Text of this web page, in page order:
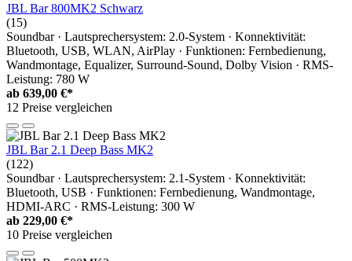
JBL Bar 800MK2 Schwarz
(15)
Soundbar · Lautsprechersystem: 2.0-System · Konnektivität:
Bluetooth, USB, WLAN, AirPlay · Funktionen: Fernbedienung,
Wandmontage, Equalizer, Surround-Sound, Dolby Vision · RMS-
Leistung: 780 W
ab 639,00 €*
12 Preise vergleichen
JBL Bar 2.1 Deep Bass MK2
(122)
Soundbar · Lautsprechersystem: 2.1-System · Konnektivität:
Bluetooth, USB · Funktionen: Fernbedienung, Wandmontage,
HDMI-ARC · RMS-Leistung: 300 W
ab 229,00 €*
10 Preise vergleichen